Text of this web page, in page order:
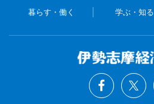
暮らす・働く 学ぶ・知る